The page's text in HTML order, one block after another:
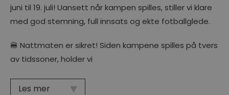
juni til 19. juli! Uansett når kampen spilles, stiller vi klare
med god stemning, full innsats og ekte fotballglede.
🍔 Nattmaten er sikret! Siden kampene spilles på tvers
av tidssoner, holder vi
Les mer